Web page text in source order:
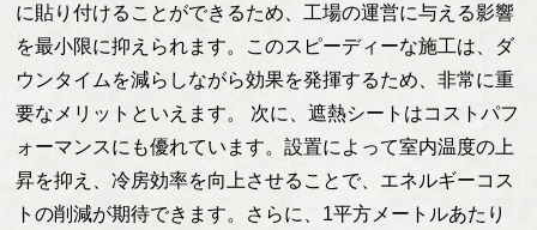
に貼り付けることができるため、工場の運営に与える影響
を最小限に抑えられます。このスピーディーな施工は、ダ
ウンタイムを減らしながら効果を発揮するため、非常に重
要なメリットといえます。 次に、遮熱シートはコストパフ
ォーマンスにも優れています。設置によって室内温度の上
昇を抑え、冷房効率を向上させることで、エネルギーコス
トの削減が期待できます。さらに、1平方メートルあたり